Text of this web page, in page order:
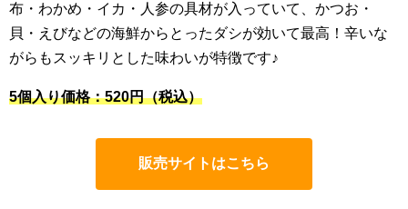
布・わかめ・イカ・人参の具材が入っていて、かつお・
貝・えびなどの海鮮からとったダシが効いて最高！辛いな
がらもスッキリとした味わいが特徴です♪
5個入り価格：520円（税込）
販売サイトはこちら